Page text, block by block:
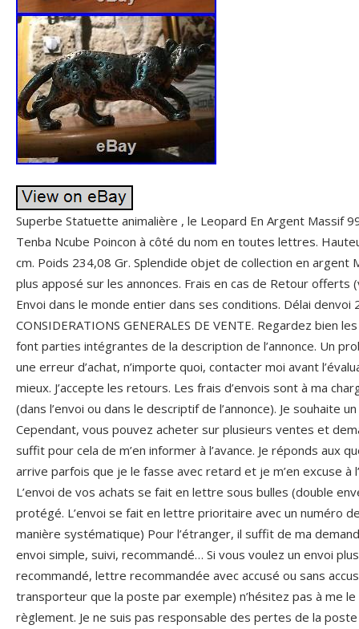
Superbe Statuette animalière , le Leopard En Argent Massif
Tenba Ncube Poincon à côté du nom en toutes lettres.
cm. Poids 234,08 Gr. Splendide objet de collection en argent
plus apposé sur les annonces. Frais en cas de Retour offerts
Envoi dans le monde entier dans ses conditions. Délai denvoi
CONSIDERATIONS GENERALES DE VENTE. Regardez bien
font parties intégrantes de la description de l’annonce. Un
une erreur d’achat, n’importe quoi, contacter moi avant
mieux. J’accepte les retours. Les frais d’envois sont à ma
(dans l’envoi ou dans le descriptif de l’annonce). Je souhaite
Cependant, vous pouvez acheter sur plusieurs ventes et
suffit pour cela de m’en informer à l’avance. Je réponds aux
arrive parfois que je le fasse avec retard et je m’en excuse à
L’envoi de vos achats se fait en lettre sous bulles (double
protégé. L’envoi se fait en lettre prioritaire avec un numéro
manière systématique) Pour l’étranger, il suffit de ma
envoi simple, suivi, recommandé… Si vous voulez un envoi
recommandé, lettre recommandée avec accusé ou sans
transporteur que la poste par exemple) n’hésitez pas à me
règlement. Je ne suis pas responsable des pertes de la